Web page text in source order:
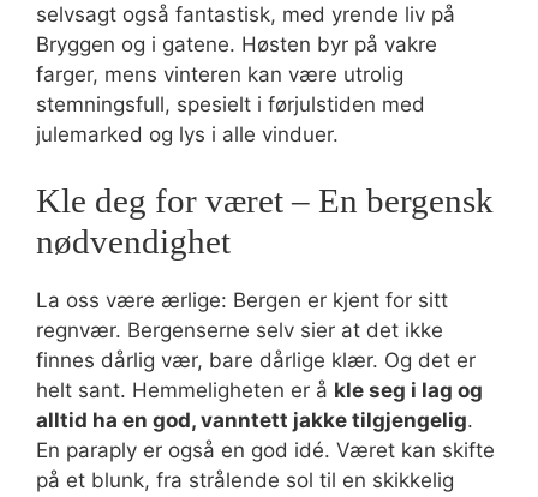
selvsagt også fantastisk, med yrende liv på
Bryggen og i gatene. Høsten byr på vakre
farger, mens vinteren kan være utrolig
stemningsfull, spesielt i førjulstiden med
julemarked og lys i alle vinduer.
Kle deg for været – En bergensk
nødvendighet
La oss være ærlige: Bergen er kjent for sitt
regnvær. Bergenserne selv sier at det ikke
finnes dårlig vær, bare dårlige klær. Og det er
helt sant. Hemmeligheten er å kle seg i lag og
alltid ha en god, vanntett jakke tilgjengelig.
En paraply er også en god idé. Været kan skifte
på et blunk, fra strålende sol til en skikkelig